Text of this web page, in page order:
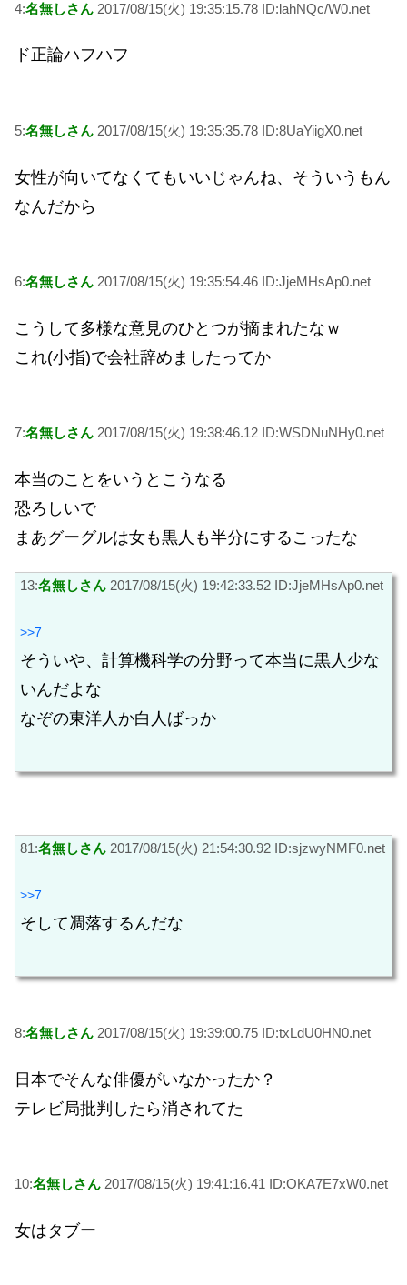
4:名無しさん 2017/08/15(火) 19:35:15.78 ID:lahNQc/W0.net
ド正論ハフハフ
5:名無しさん 2017/08/15(火) 19:35:35.78 ID:8UaYiigX0.net
女性が向いてなくてもいいじゃんね、そういうもん
なんだから
6:名無しさん 2017/08/15(火) 19:35:54.46 ID:JjeMHsAp0.net
こうして多様な意見のひとつが摘まれたなｗ
これ(小指)で会社辞めましたってか
7:名無しさん 2017/08/15(火) 19:38:46.12 ID:WSDNuNHy0.net
本当のことをいうとこうなる
恐ろしいで
まあグーグルは女も黒人も半分にするこったな
13:名無しさん 2017/08/15(火) 19:42:33.52 ID:JjeMHsAp0.net
>>7
そういや、計算機科学の分野って本当に黒人少な
いんだよな
なぞの東洋人か白人ばっか
81:名無しさん 2017/08/15(火) 21:54:30.92 ID:sjzwyNMF0.net
>>7
そして凋落するんだな
8:名無しさん 2017/08/15(火) 19:39:00.75 ID:txLdU0HN0.net
日本でそんな俳優がいなかったか？
テレビ局批判したら消されてた
10:名無しさん 2017/08/15(火) 19:41:16.41 ID:OKA7E7xW0.net
女はタブー